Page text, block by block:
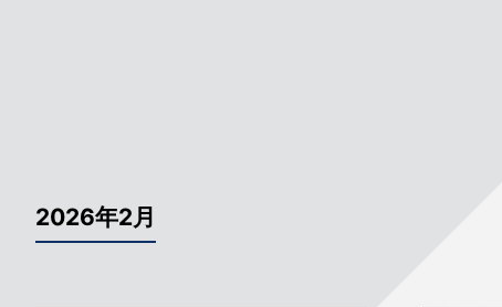
2026年2月